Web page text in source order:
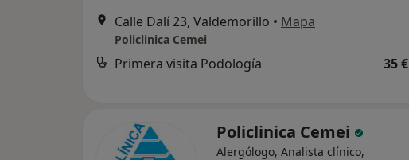
Calle Dalí 23, Valdemorillo • Mapa
Policlinica Cemei
Primera visita Podología 35 €
Policlinica Cemei
Alergólogo, Analista clínico,